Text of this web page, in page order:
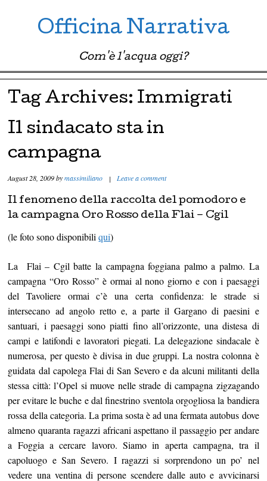
Officina Narrativa
Com'è l'acqua oggi?
Menu ☰
Skip to content
Tag Archives: Immigrati
Il sindacato sta in
campagna
August 28, 2009bymassimiliano | Leave a comment
Il fenomeno della raccolta del pomodoro e
la campagna Oro Rosso della Flai – Cgil
(le foto sono disponibiliqui)
La Flai – Cgil batte la campagna foggiana palmo a palmo. La
campagna “Oro Rosso” è ormai al nono giorno e con i paesaggi
del Tavoliere ormai c’è una certa confidenza: le strade si
intersecano ad angolo retto e, a parte il Gargano di paesini e
santuari, i paesaggi sono piatti fino all’orizzonte, una distesa di
campi e latifondi e lavoratori piegati. La delegazione sindacale è
numerosa, per questo è divisa in due gruppi. La nostra colonna è
guidata dal capolega Flai di San Severo e da alcuni militanti della
stessa città: l’Opel si muove nelle strade di campagna zigzagando
per evitare le buche e dal finestrino sventola orgogliosa la bandiera
rossa della categoria. La prima sosta è ad una fermata autobus dove
almeno quaranta ragazzi africani aspettano il passaggio per andare
a Foggia a cercare lavoro. Siamo in aperta campagna, tra il
capoluogo e San Severo. I ragazzi si sorprendono un po’ nel
vedere una ventina di persone scendere dalle auto e avvicinarsi